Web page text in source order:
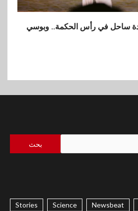
ساحل في رأس الحكمة.. وبوسي
Newsbeat
Science
Stories